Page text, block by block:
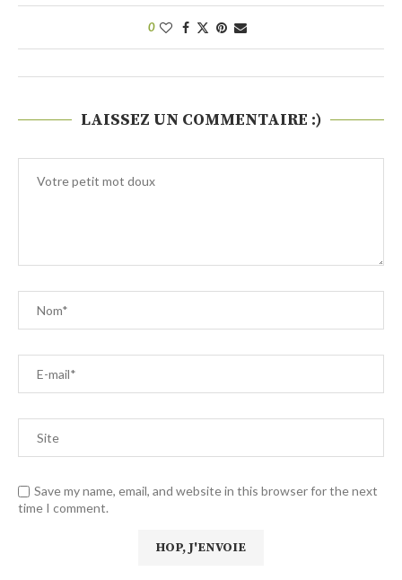
0
LAISSEZ UN COMMENTAIRE :)
Save my name, email, and website in this browser for the next
time I comment.